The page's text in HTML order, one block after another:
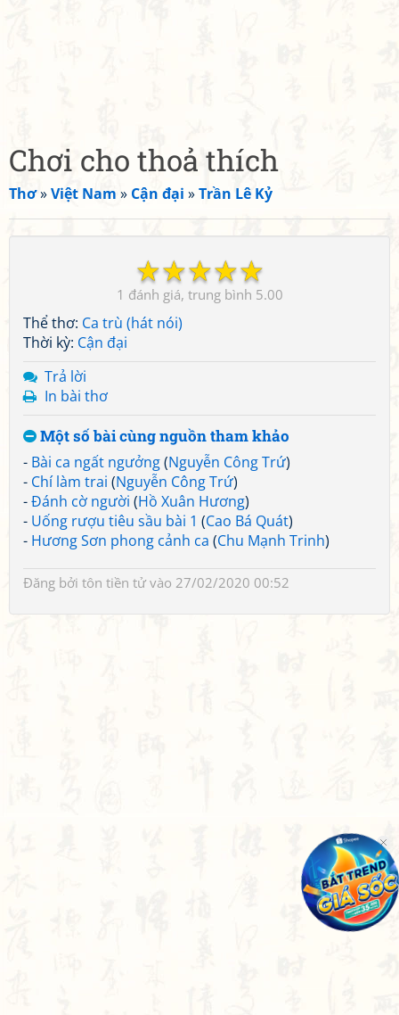
Chơi cho thoả thích
Thơ»Việt Nam » Cận đại »Trần Lê Kỷ
☆
☆
☆
☆
☆
1 5.00
Thể thơ: Ca trù (hát nói)
Thời kỳ: Cận đại
Trả lời
In bài thơ
Một số bài cùng nguồn tham khảo
- Bài ca ngất ngưởng(Nguyễn Công Trứ)
- Chí làm trai (Nguyễn Công Trứ)
-Đánh cờ người (Hồ Xuân Hương)
- Uống rượu tiêu sầu bài 1 (Cao Bá Quát)
- Hương Sơn phong cảnh ca (Chu Mạnh Trinh)
Đăng bởi tôn tiền tửvào 27/02/2020 00:52